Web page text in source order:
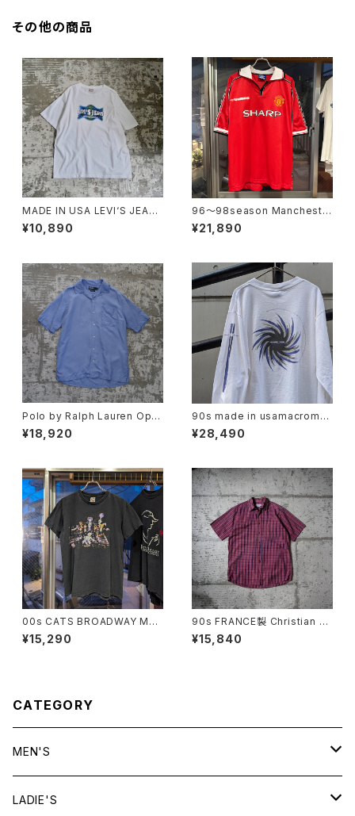
その他の商品
MADE IN USA LEVI‘S JEAN
S TEE
¥10,890
96〜98season Mancheste
r United Retro home shirt
¥21,890
Polo by Ralph Lauren Ope
n Collar Shirt "CALDWELL"
¥18,920
90s made in usamacrome
dia l/s tee
¥28,490
00s CATS BROADWAY MU
SICAL TEE
¥15,290
90s FRANCE製 Christian Di
or Checkered S/S Shirt
¥15,840
CATEGORY
MEN'S
tops
LADIE'S